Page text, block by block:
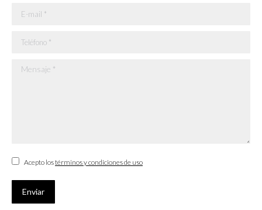
E-mail *
Teléfono *
Mensaje *
Acepto lostérminos y condiciones de uso
Enviar